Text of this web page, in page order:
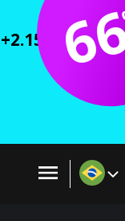
cursos